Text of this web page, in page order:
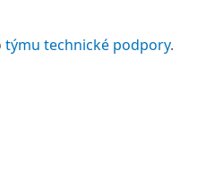
týmu technické podpory.